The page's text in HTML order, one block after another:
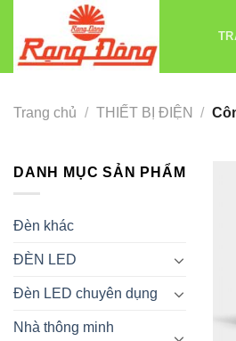
dung
Trang chủ / THIẾT BỊ ĐIỆN /
DANH MỤC SẢN PHẨM
Đèn khác
ĐÈN LED
Đèn LED chuyên dụng
Nhà thông minh